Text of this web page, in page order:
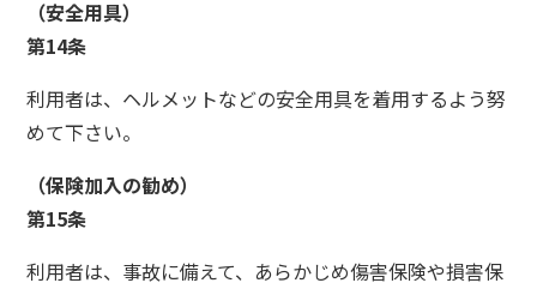
（安全用具）
第14条
利用者は、ヘルメットなどの安全用具を着用するよう努
めて下さい。
（保険加入の勧め）
第15条
利用者は、事故に備えて、あらかじめ傷害保険や損害保